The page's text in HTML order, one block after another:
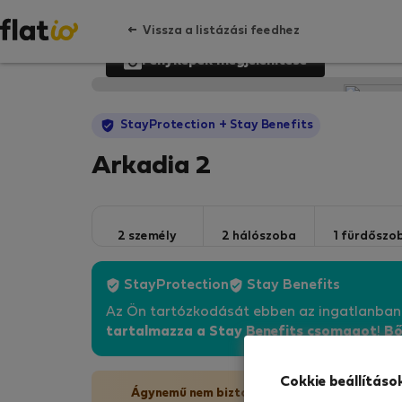
Vissza a listázási feedhez
Fényképek megjelenítése
StayProtection + Stay Benefits
Arkadia 2
2 személy 2 hálószoba 1
StayProtection Stay Benefits
Az Ön tartózkodását ebben az ingatlanban
tartalmazza a Stay Benefits csomagot!
Ágynemű nem biztosított
Cokkie